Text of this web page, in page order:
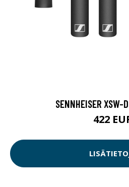
SENNHEISER XSW-
422